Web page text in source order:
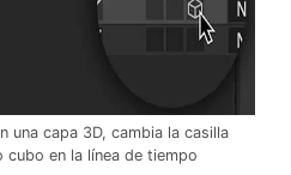
una capa 3D, cambia la casilla
en la línea de tiempo